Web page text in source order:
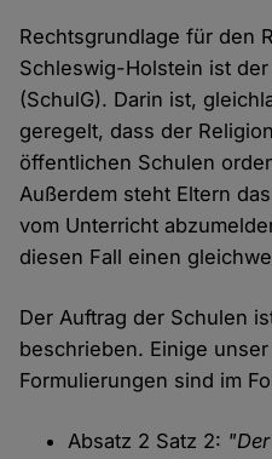
Rechtsgrundlage für den
Schleswig-Holstein ist
(SchulG). Darin ist,
geregelt, dass der
öffentlichen Schulen
Außerdem steht Eltern
vom Unterricht
diesen Fall einen
Der Auftrag der Schulen
beschrieben. Einige
Formulierungen sind im
Absatz 2 Satz 2: